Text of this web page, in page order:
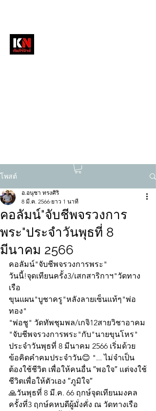
โพสต์
คอลัมน์"จับชีพจรวงการ
พระ"ประจำวันพุธที่ 8
มีนาคม 2566
อ.อนุชา ทรงศิริ
8 มี.ค. 2566 ยาว 1 นาที
คอลัมน์"จับชีพจรวงการพระ"
วันนี้!จุดเทียนครั้ง3/เสกสาริกาฯ"วัดทาง
เรือ
ขุนแผน"บูชาครู"หลังลายเซ็นแท้ๆ"พ่อ
ทอง"
"พ่อชู" วัดทัพชุมพล/เกจิ12สายวิชาอาคม
"จับชีพจรวงการพระ"กับ"นายขุนโหร"
ประจำวันพุธที่ 8 มีนาคม 2566 เริ่มด้วย
ข้อคิดคำคมประจำวัน😊 "... ไม่จำเป็น
ต้องใช้ชีวิต เพื่อให้คนอื่น ″พอใจ″ แต่จงใช้
ชีวิตเพื่อให้ตัวเอง ″ภูมิใจ″
🙏วันพุธที่ 8 มี.ค. 66 ฤกษ์จุดเทียนมงคล
ครั้งที่3 ฤกษ์คหบดีผู้มั่งคั่ง ณ วัดทางเรือ